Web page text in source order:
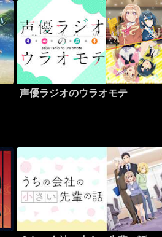
声優ラジオのウラオモテ